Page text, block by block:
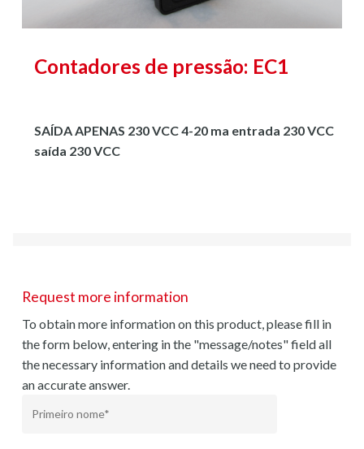
Contadores de pressão: EC1
SAÍDA APENAS 230 VCC 4-20 ma entrada 230 VCC
saída 230 VCC
Request more information
To obtain more information on this product, please fill in
the form below, entering in the "message/notes" field all
the necessary information and details we need to provide
an accurate answer.